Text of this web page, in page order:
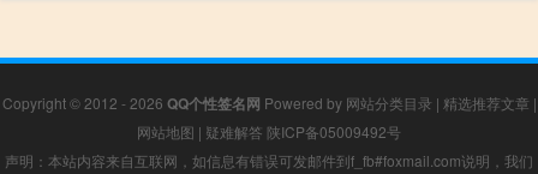
Copyright © 2012 - 2026 QQ个性签名网 Powered by 网站分类目录 | 精选推荐文章 |
网站地图 | 疑难解答 陕ICP备05009492号
声明：本站内容来自互联网，如信息有错误可发邮件到f_fb#foxmail.com说明，我们